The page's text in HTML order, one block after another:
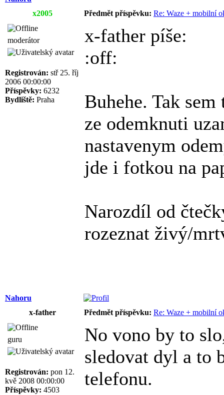
x2005
Předmět příspěvku: Re: Waze + mobilní
moderátor
Registrován: stř 25. říj
2006 00:00:00
Příspěvky: 6232
Bydliště: Praha
x-father píše:
:off:
Buhehe. Tak
ze odemknuti
nastavenym
jde i fotkou na
Narozdíl od
rozeznat živý/
Nahoru
x-father
Předmět příspěvku: Re: Waze + mobilní
guru
Registrován: pon 12.
kvě 2008 00:00:00
Příspěvky: 4503
No vono by to
sledovat dyl a to
telefonu.